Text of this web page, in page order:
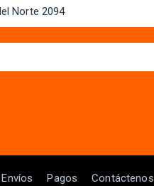
Norte 2094
Envíos Pagos Contáctenos